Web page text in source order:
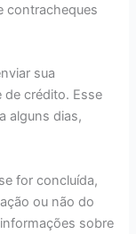
contracheques
sua
de crédito. Esse
alguns dias,
for concluída,
ou não do
sobre